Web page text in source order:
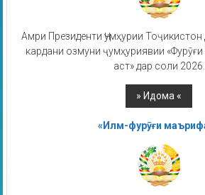
Амри Президенти Ҷумҳурии
кардани озмуни ҷумҳуриявии
аст» дар соли 2026.
«Илм-фурӯғи